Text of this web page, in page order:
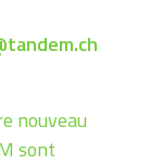
nouveau
sont